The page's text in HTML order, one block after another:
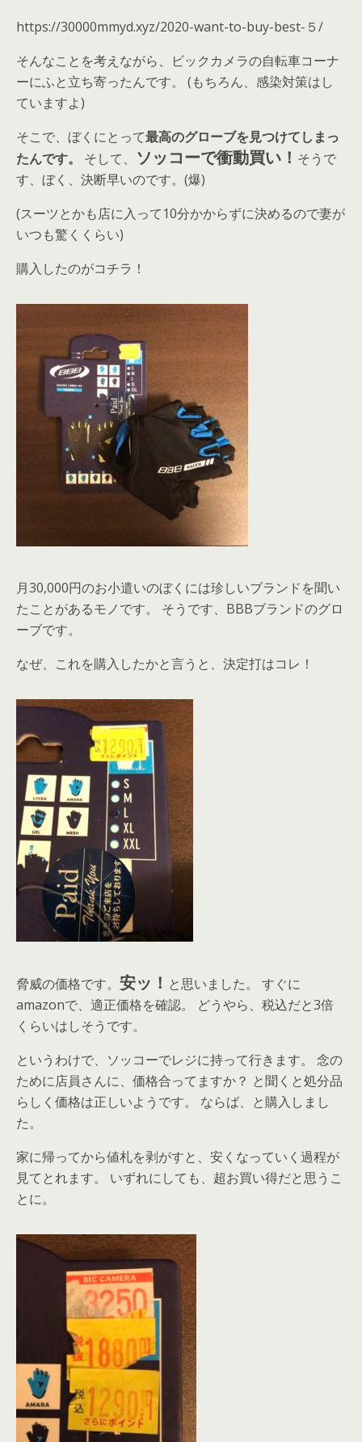
https://30000mmyd.xyz/2020-want-to-buy-best-５/
そんなことを考えながら、ビックカメラの自転車コーナ
ーにふと立ち寄ったんです。 (もちろん、感染対策はし
ていますよ)
そこで、ぼくにとって最高のグローブを見つけてしまっ
たんです。
そして、 ソッコーで衝動買い！ そうで
す、ぼく、決断早いのです。(爆)
(スーツとかも店に入って10分かからずに決めるので妻が
いつも驚くくらい)
購入したのがコチラ！
月30,000円のお小遣いのぼくには珍しいブランドを聞い
たことがあるモノです。 そうです、BBBブランドのグロ
ーブです。
なぜ、これを購入したかと言うと、決定打はコレ！
脅威の価格です。 安ッ！ と思いました。 すぐに
amazonで、適正価格を確認。 どうやら、税込だと3倍
くらいはしそうです。
というわけで、ソッコーでレジに持って行きます。 念の
ために店員さんに、価格合ってますか？ と聞くと処分品
らしく価格は正しいようです。 ならば、と購入しまし
た。
家に帰ってから値札を剥がすと、安くなっていく過程が
見てとれます。 いずれにしても、超お買い得だと思うこ
とに。